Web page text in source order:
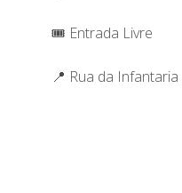
🎟️ Entrada Livre
📍 Rua da